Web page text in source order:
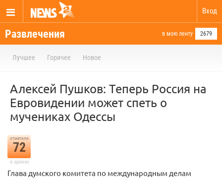
Вход
Развлечения в мою ленту 2679
Лучшее Горячее Новое
Алексей Пушков: Теперь Россия на
Евровидении может спеть о
мучениках Одессы
отметили
72
в архиве
Глава думского комитета по международным делам